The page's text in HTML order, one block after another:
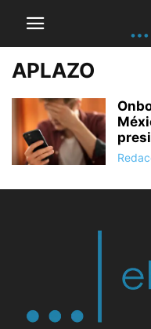
APLAZO